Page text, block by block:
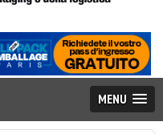
MENU